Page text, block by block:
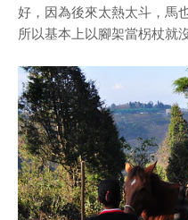
好，因為後來太熱太斗，馬
所以基本上以腳架當柺杖就